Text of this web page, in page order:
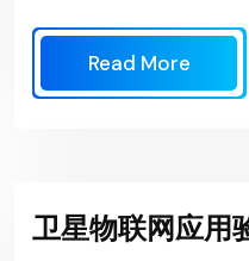
Read More
卫星物联网应用